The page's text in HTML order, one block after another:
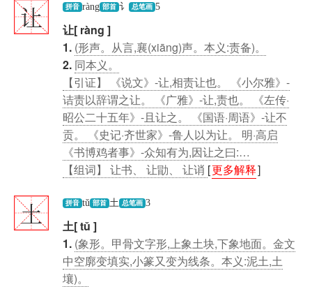
让 拼音 ràng 部首 讠 总笔画 5
让[ ràng ]
1. (形声。从言,襄(xiāng)声。本义:责备)。
2. 同本义。
【引证】 《说文》-让,相责让也。 《小尔雅》-
诘责以辞谓之让。 《广雅》-让,责也。 《左传·
昭公二十五年》-且让之。 《国语·周语》-让不
贡。 《史记·齐世家》-鲁人以为让。 明·高启
《书博鸡者事》-众知有为,因让之曰:…
【组词】 让书、 让勖、 让诮 [更多解释]
土 拼音 tǔ 部首 土 总笔画 3
土[ tǔ ]
1. (象形。甲骨文字形,上象土块,下象地面。金文
中空廓变填实,小篆又变为线条。本义:泥土,土
壤)。